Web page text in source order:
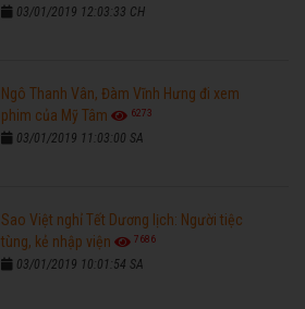
03/01/2019 12:03:33 CH
Ngô Thanh Vân, Đàm Vĩnh Hưng đi xem
phim của Mỹ Tâm
6273
03/01/2019 11:03:00 SA
Sao Việt nghỉ Tết Dương lịch: Người tiệc
tùng, kẻ nhập viện
7686
03/01/2019 10:01:54 SA